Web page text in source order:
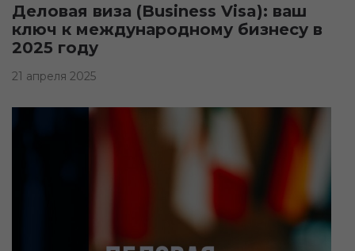
Деловая виза (Business Visa): ваш
ключ к международному бизнесу в
2025 году
21 апреля 2025